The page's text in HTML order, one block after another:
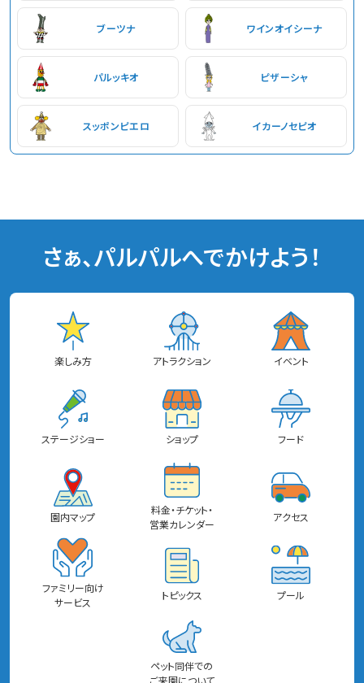
ブーツナ ワインオイシーナ
パルッキオ ピザーシャ
スッポンピエロ イカーノセピオ
さぁ、パルパルへでかけよう！
楽しみ方 アトラクション イベント
ステージショー ショップ フード
園内マップ
料金・チケット・
営業カレンダー
アクセス
ファミリー向け
サービス
トピックス プール
ペット同伴での
ご来園について